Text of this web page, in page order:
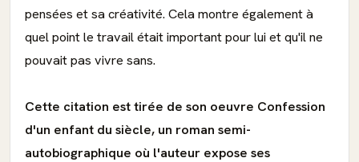
pensées et sa créativité. Cela montre également à
quel point le travail était important pour lui et qu'il ne
pouvait pas vivre sans.
Cette citation est tirée de son oeuvre Confession
d'un enfant du siècle, un roman semi-
autobiographique où l'auteur expose ses